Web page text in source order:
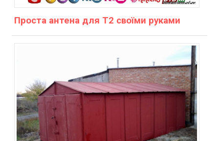
Проста антена для Т2 своїми руками